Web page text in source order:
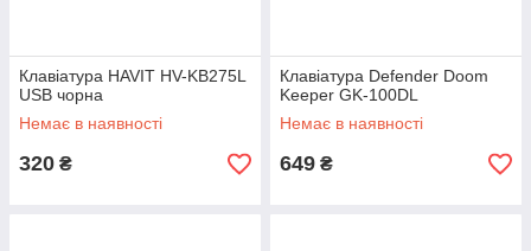
Клавіатура HAVIT HV-KB275L
USB чорна
Немає в наявності
320 ₴
Клавіатура Defender Doom
Keeper GK-100DL
Немає в наявності
649 ₴